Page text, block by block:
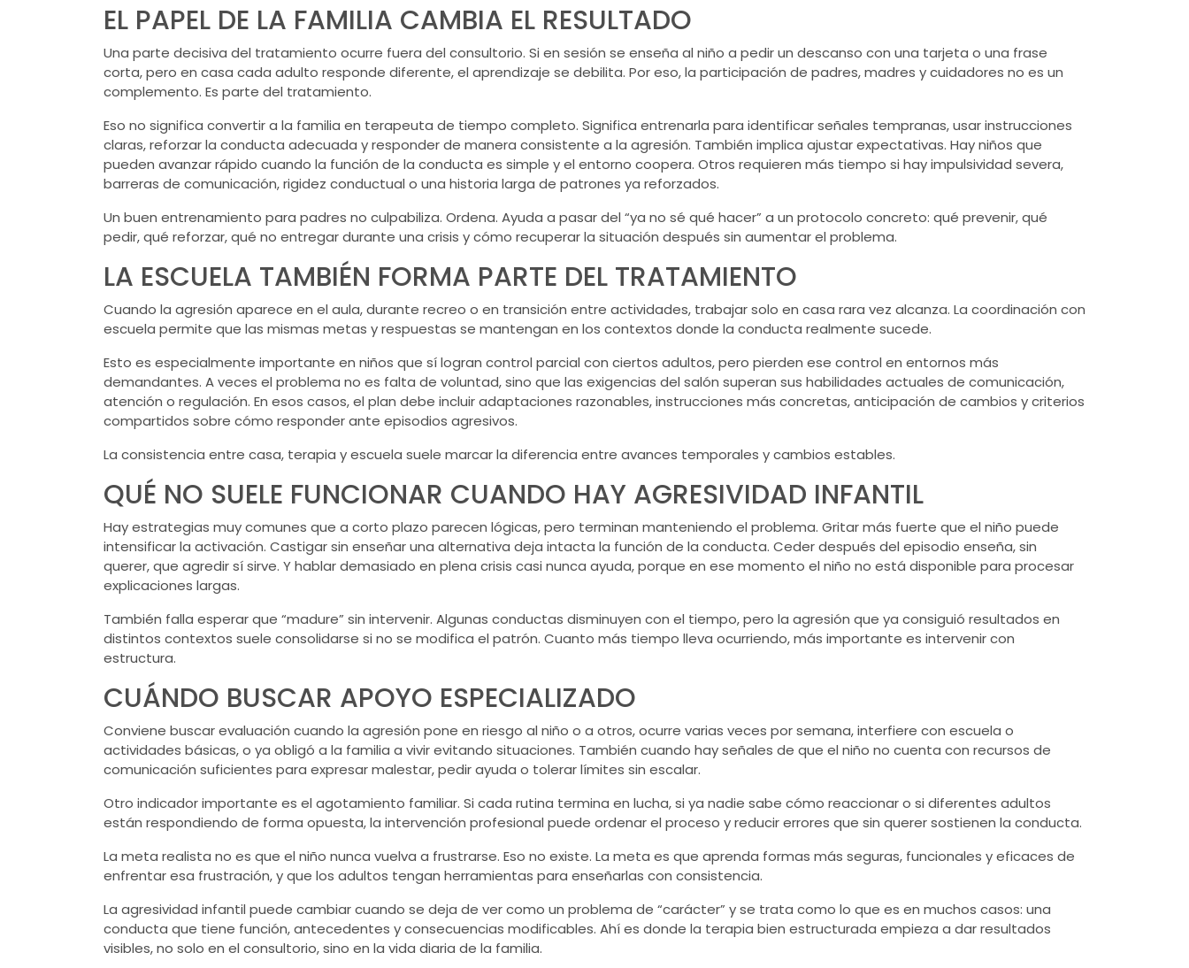
EL PAPEL DE LA FAMILIA CAMBIA EL RESULTADO
Una parte decisiva del tratamiento ocurre fuera del consultorio. Si en sesión se enseña al niño a pedir un descanso con una tarjeta o una frase
corta, pero en casa cada adulto responde diferente, el aprendizaje se debilita. Por eso, la participación de padres, madres y cuidadores no es un
complemento. Es parte del tratamiento.
Eso no significa convertir a la familia en terapeuta de tiempo completo. Significa entrenarla para identificar señales tempranas, usar instrucciones
claras, reforzar la conducta adecuada y responder de manera consistente a la agresión. También implica ajustar expectativas. Hay niños que
pueden avanzar rápido cuando la función de la conducta es simple y el entorno coopera. Otros requieren más tiempo si hay impulsividad severa,
barreras de comunicación, rigidez conductual o una historia larga de patrones ya reforzados.
Un buen entrenamiento para padres no culpabiliza. Ordena. Ayuda a pasar del “ya no sé qué hacer” a un protocolo concreto: qué prevenir, qué
pedir, qué reforzar, qué no entregar durante una crisis y cómo recuperar la situación después sin aumentar el problema.
LA ESCUELA TAMBIÉN FORMA PARTE DEL TRATAMIENTO
Cuando la agresión aparece en el aula, durante recreo o en transición entre actividades, trabajar solo en casa rara vez alcanza. La coordinación con
escuela permite que las mismas metas y respuestas se mantengan en los contextos donde la conducta realmente sucede.
Esto es especialmente importante en niños que sí logran control parcial con ciertos adultos, pero pierden ese control en entornos más
demandantes. A veces el problema no es falta de voluntad, sino que las exigencias del salón superan sus habilidades actuales de comunicación,
atención o regulación. En esos casos, el plan debe incluir adaptaciones razonables, instrucciones más concretas, anticipación de cambios y criterios
compartidos sobre cómo responder ante episodios agresivos.
La consistencia entre casa, terapia y escuela suele marcar la diferencia entre avances temporales y cambios estables.
QUÉ NO SUELE FUNCIONAR CUANDO HAY AGRESIVIDAD INFANTIL
Hay estrategias muy comunes que a corto plazo parecen lógicas, pero terminan manteniendo el problema. Gritar más fuerte que el niño puede
intensificar la activación. Castigar sin enseñar una alternativa deja intacta la función de la conducta. Ceder después del episodio enseña, sin
querer, que agredir sí sirve. Y hablar demasiado en plena crisis casi nunca ayuda, porque en ese momento el niño no está disponible para procesar
explicaciones largas.
También falla esperar que “madure” sin intervenir. Algunas conductas disminuyen con el tiempo, pero la agresión que ya consiguió resultados en
distintos contextos suele consolidarse si no se modifica el patrón. Cuanto más tiempo lleva ocurriendo, más importante es intervenir con
estructura.
CUÁNDO BUSCAR APOYO ESPECIALIZADO
Conviene buscar evaluación cuando la agresión pone en riesgo al niño o a otros, ocurre varias veces por semana, interfiere con escuela o
actividades básicas, o ya obligó a la familia a vivir evitando situaciones. También cuando hay señales de que el niño no cuenta con recursos de
comunicación suficientes para expresar malestar, pedir ayuda o tolerar límites sin escalar.
Otro indicador importante es el agotamiento familiar. Si cada rutina termina en lucha, si ya nadie sabe cómo reaccionar o si diferentes adultos
están respondiendo de forma opuesta, la intervención profesional puede ordenar el proceso y reducir errores que sin querer sostienen la conducta.
La meta realista no es que el niño nunca vuelva a frustrarse. Eso no existe. La meta es que aprenda formas más seguras, funcionales y eficaces de
enfrentar esa frustración, y que los adultos tengan herramientas para enseñarlas con consistencia.
La agresividad infantil puede cambiar cuando se deja de ver como un problema de “carácter” y se trata como lo que es en muchos casos: una
conducta que tiene función, antecedentes y consecuencias modificables. Ahí es donde la terapia bien estructurada empieza a dar resultados
visibles, no solo en el consultorio, sino en la vida diaria de la familia.